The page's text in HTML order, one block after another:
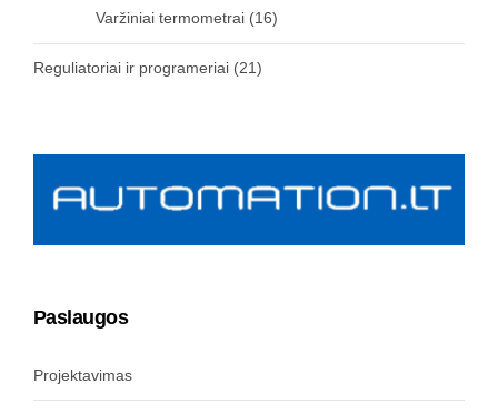
Varžiniai termometrai (16)
Reguliatoriai ir programeriai (21)
Paslaugos
Projektavimas